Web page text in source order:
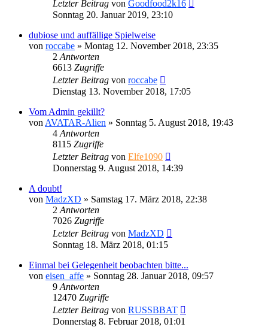
Letzter Beitrag von Goodfood2k16
Sonntag 20. Januar 2019, 23:10
dubiose und auffällige Spielweise
von roccabe » Montag 12. November 2018, 23:35
2 Antworten
6613 Zugriffe
Letzter Beitrag von roccabe
Dienstag 13. November 2018, 17:05
Vom Admin gekillt?
von AVATAR-Alien » Sonntag 5. August 2018, 19:43
4 Antworten
8115 Zugriffe
Letzter Beitrag von Elfe1090
Donnerstag 9. August 2018, 14:39
A doubt!
von MadzXD » Samstag 17. März 2018, 22:38
2 Antworten
7026 Zugriffe
Letzter Beitrag von MadzXD
Sonntag 18. März 2018, 01:15
Einmal bei Gelegenheit beobachten bitte...
von eisen_affe » Sonntag 28. Januar 2018, 09:57
9 Antworten
12470 Zugriffe
Letzter Beitrag von RUSSBBAT
Donnerstag 8. Februar 2018, 01:01